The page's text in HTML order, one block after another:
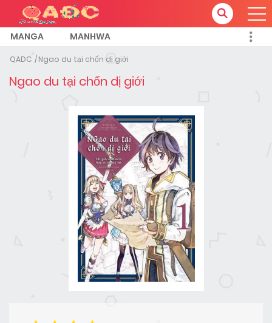
MANGA MANHWA
QADC Ngao du tại chốn dị giới
Ngao du tại chốn dị giới